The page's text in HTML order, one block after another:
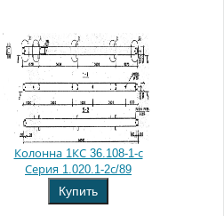
Колонна 1КС 36.108-1-с
Серия 1.020.1-2с/89
Купить